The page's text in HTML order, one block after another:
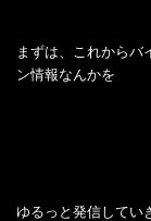
まずは、これからバ
ン情報なんかを
ゆるっと発信してい